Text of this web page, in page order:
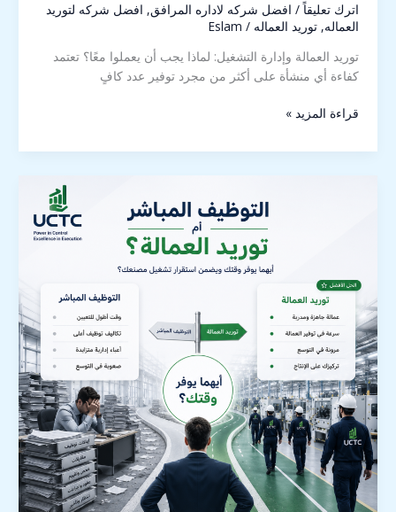
اترك تعليقاً / افضل شركه لاداره المرافق, افضل شركه لتوريد
العماله, توريد العماله /
Eslam
توريد العمالة وإدارة التشغيل: لماذا يجب أن يعملوا معًا؟ تعتمد
كفاءة أي منشأة على أكثر من مجرد توفير عدد كافٍ
قراءة المزيد »
2026